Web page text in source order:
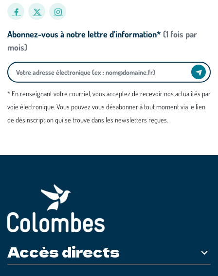
Abonnez-vous à notre lettre d’information* (1 fois par
mois)
* En renseignant votre courriel, vous acceptez de recevoir nos actualités par
voie électronique. Vous pouvez vous désabonner à tout moment via le lien
de désinscription qui se trouve dans les newsletters reçues.
Accès directs